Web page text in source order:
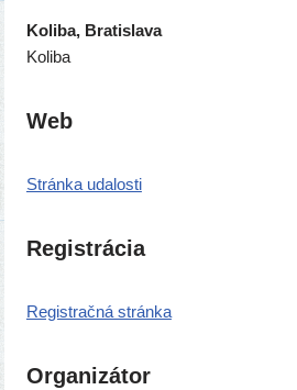
Koliba, Bratislava
Koliba
Web
Stránka uda­los­ti
Registrácia
Registračná strán­ka
Organizátor